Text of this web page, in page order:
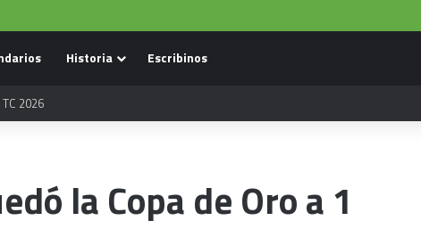
Historia Escribinos
2026
la Copa de Oro a 1